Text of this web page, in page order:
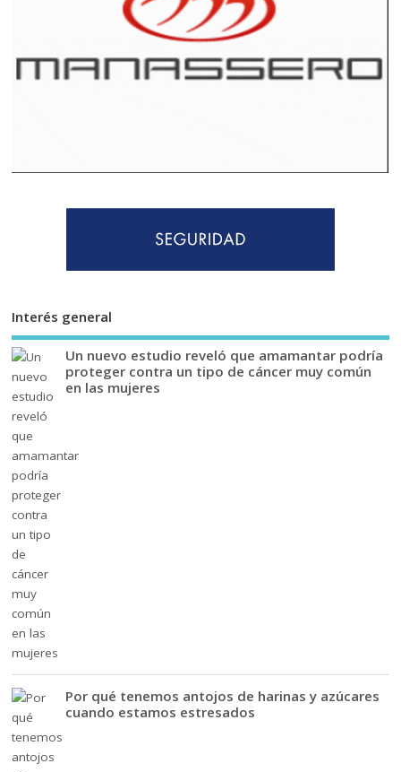
Interés general
Un nuevo estudio reveló que amamantar podría
proteger contra un tipo de cáncer muy común
en las mujeres
Por qué tenemos antojos de harinas y azúcares
cuando estamos estresados